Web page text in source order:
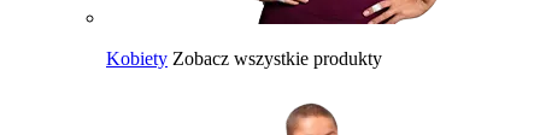
Kobiety Zobacz wszystkie produkty